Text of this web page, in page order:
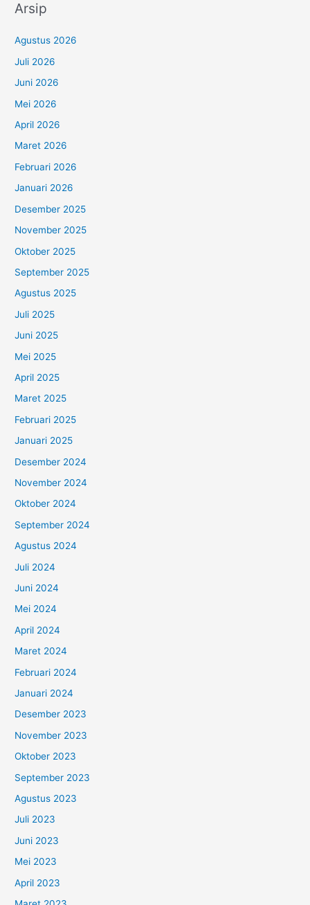
Arsip
Agustus 2026
Juli 2026
Juni 2026
Mei 2026
April 2026
Maret 2026
Februari 2026
Januari 2026
Desember 2025
November 2025
Oktober 2025
September 2025
Agustus 2025
Juli 2025
Juni 2025
Mei 2025
April 2025
Maret 2025
Februari 2025
Januari 2025
Desember 2024
November 2024
Oktober 2024
September 2024
Agustus 2024
Juli 2024
Juni 2024
Mei 2024
April 2024
Maret 2024
Februari 2024
Januari 2024
Desember 2023
November 2023
Oktober 2023
September 2023
Agustus 2023
Juli 2023
Juni 2023
Mei 2023
April 2023